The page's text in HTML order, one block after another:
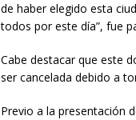
de haber elegido esta
todos por este día”, fue
Cabe destacar que este
ser cancelada debido a
Previo a la presentación